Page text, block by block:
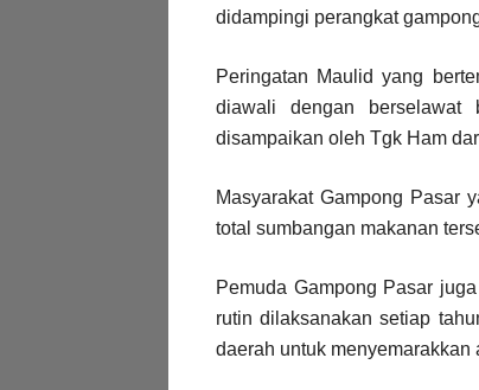
didampingi perangkat
Peringatan Maulid yang
diawali dengan berselawat
disampaikan oleh Tgk Ham
Masyarakat Gampong Pasar
total sumbangan makanan
Pemuda Gampong Pasar
rutin dilaksanakan setiap
daerah untuk menyemarakkan